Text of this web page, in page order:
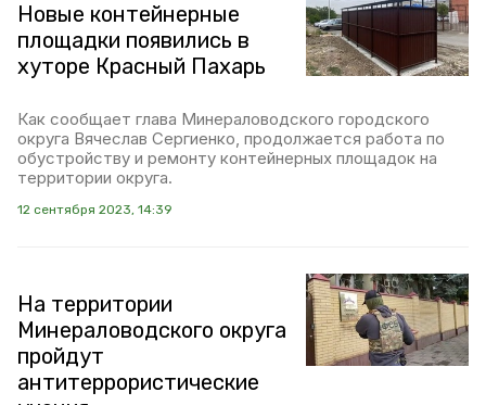
Новые контейнерные
площадки появились в
хуторе Красный Пахарь
Как сообщает глава Минераловодского городского
округа Вячеслав Сергиенко, продолжается работа по
обустройству и ремонту контейнерных площадок на
территории округа.
12 сентября 2023, 14:39
На территории
Минераловодского округа
пройдут
антитеррористические